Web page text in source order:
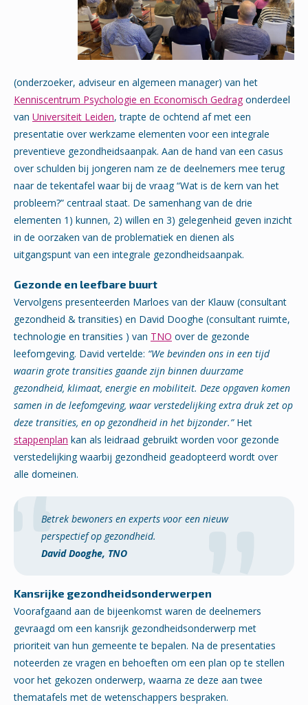
(onderzoeker, adviseur en algemeen manager) van het
Kenniscentrum Psychologie en Economisch Gedrag onderdeel
van Universiteit Leiden, trapte de ochtend af met een
presentatie over werkzame elementen voor een integrale
preventieve gezondheidsaanpak. Aan de hand van een casus
over schulden bij jongeren nam ze de deelnemers mee terug
naar de tekentafel waar bij de vraag “Wat is de kern van het
probleem?” centraal staat. De samenhang van de drie
elementen 1) kunnen, 2) willen en 3) gelegenheid geven inzicht
in de oorzaken van de problematiek en dienen als
uitgangspunt van een integrale gezondheidsaanpak.
Gezonde en leefbare buurt
Vervolgens presenteerden Marloes van der Klauw (consultant
gezondheid & transities) en David Dooghe (consultant ruimte,
technologie en transities ) van TNO over de gezonde
leefomgeving. David vertelde: “We bevinden ons in een tijd
waarin grote transities gaande zijn binnen duurzame
gezondheid, klimaat, energie en mobiliteit. Deze opgaven komen
samen in de leefomgeving, waar verstedelijking extra druk zet op
deze transities, en op gezondheid in het bijzonder.” Het
stappenplan kan als leidraad gebruikt worden voor gezonde
verstedelijking waarbij gezondheid geadopteerd wordt over
alle domeinen.
Betrek bewoners en experts voor een nieuw
perspectief op gezondheid.
David Dooghe, TNO
Kansrijke gezondheidsonderwerpen
Voorafgaand aan de bijeenkomst waren de deelnemers
gevraagd om een kansrijk gezondheidsonderwerp met
prioriteit van hun gemeente te bepalen. Na de presentaties
noteerden ze vragen en behoeften om een plan op te stellen
voor het gekozen onderwerp, waarna ze deze aan twee
thematafels met de wetenschappers bespraken.